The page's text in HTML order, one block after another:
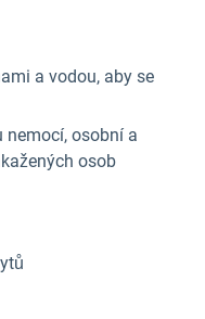
a vodou, aby se
osobní a
osob